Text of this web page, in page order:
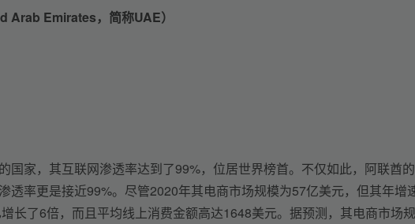
Arab Emirates，简称UAE）
国家，其互联网渗透率达到了99%，位居世界榜首。不仅如此，阿联酋
透率更是接近99%。尽管2020年其电商市场规模为57亿美元，但其年增
长了6倍，而且平均线上消费金额高达1648美元。据预测，其电商市场规